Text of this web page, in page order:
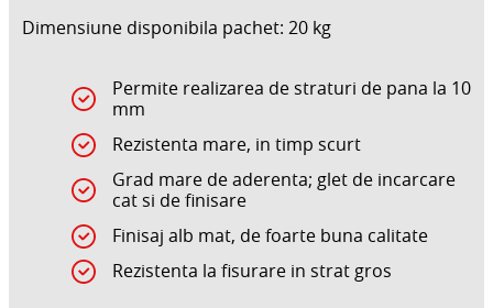
Dimensiune disponibila pachet: 20 kg
Permite realizarea de straturi de pana la 10
mm
Rezistenta mare, in timp scurt
Grad mare de aderenta; glet de incarcare
cat si de finisare
Finisaj alb mat, de foarte buna calitate
Rezistenta la fisurare in strat gros